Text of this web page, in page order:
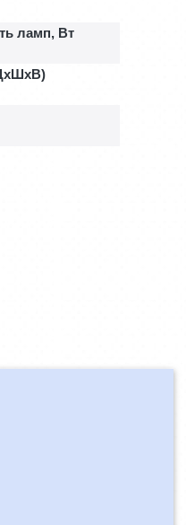
ламп, Вт